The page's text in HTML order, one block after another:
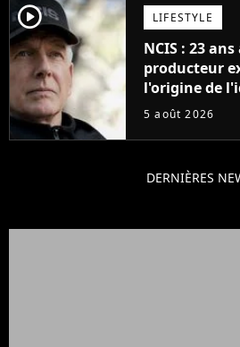
player2 LIFESTYLE
NCIS : 23
producteur
l'origine de
la série (et
5 août 2026
DERNIÈRES